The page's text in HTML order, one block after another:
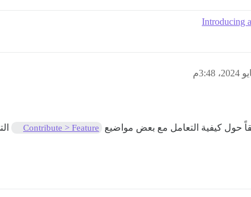
Introducing
حول كيفية التعامل مع بعض مواضيع Contribute > Feature